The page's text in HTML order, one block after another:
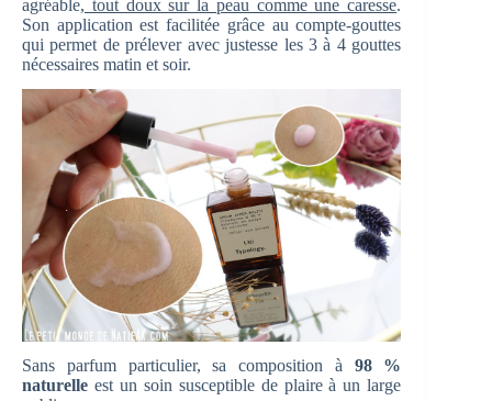
agréable, tout doux sur la peau comme une caresse.
Son application est facilitée grâce au compte-gouttes
qui permet de prélever avec justesse les 3 à 4 gouttes
nécessaires matin et soir.
Sans parfum particulier, sa composition à 98 %
naturelle est un soin susceptible de plaire à un large